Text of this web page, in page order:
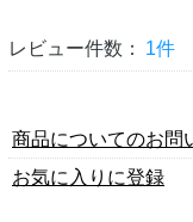
レビュー件数： 1件
商品についてのお問
お気に入りに登録